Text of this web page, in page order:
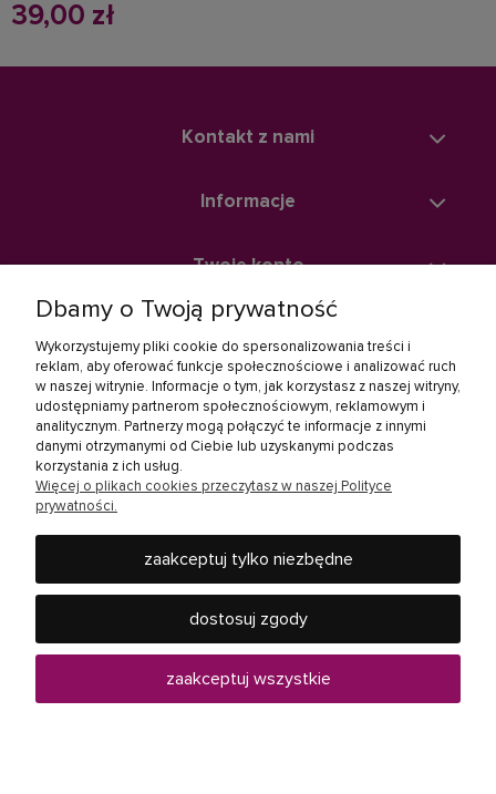
39,00 zł
Kontakt z nami
Informacje
Twoje konto
Linki społecznościowe
potrzebne w Twoim domu - od baterii, żarówek, słuchawek,
telewizorów i innych produktów RTV oraz AGD, po urządzenia
mobilne, jak smartfony i tablety czy elektronarzędzia.
Zapraszamy do ponad 40 sklepów Rebel Electro w całej
Dbamy o Twoją prywatność
Wykorzystujemy pliki cookie do spersonalizowania treści i
reklam, aby oferować funkcje społecznościowe i analizować ruch
w naszej witrynie. Informacje o tym, jak korzystasz z naszej witryny,
udostępniamy partnerom społecznościowym, reklamowym i
analitycznym. Partnerzy mogą połączyć te informacje z innymi
danymi otrzymanymi od Ciebie lub uzyskanymi podczas
korzystania z ich usług.
Więcej o plikach cookies przeczytasz w naszej Polityce
prywatności.
zaakceptuj tylko niezbędne
dostosuj zgody
zaakceptuj wszystkie